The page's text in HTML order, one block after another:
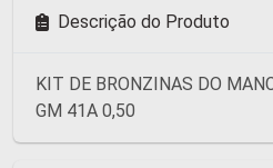
Descrição do Produto
KIT DE BRONZINAS DO
GM 41A 0,50